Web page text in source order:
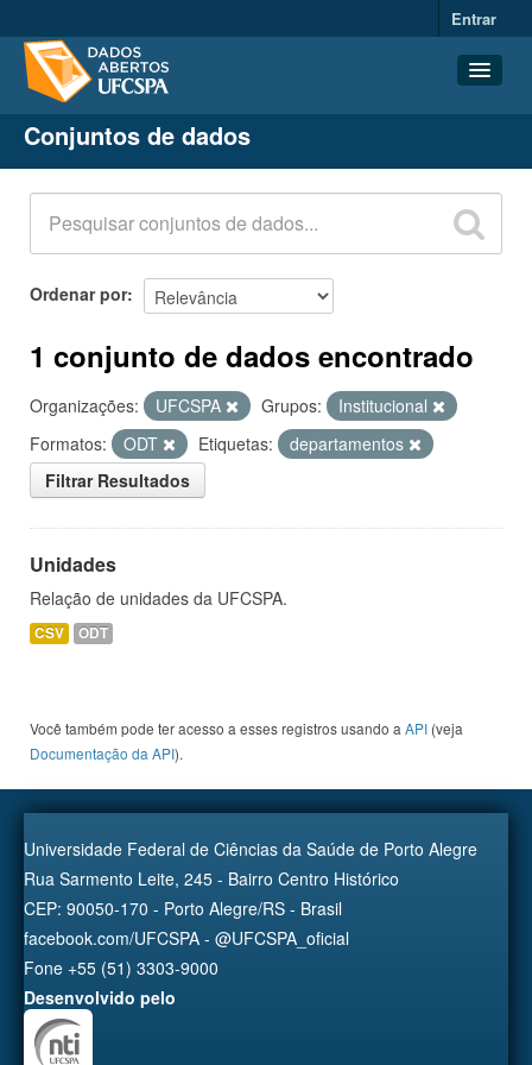
Entrar
Conjuntos de dados
Organizações
Grupos
Sobre
Conjuntos de dados
Ordenar por
1 conjunto de dados encontrado
Organizações: UFCSPA Grupos:
Institucional
Formatos:
ODT Etiquetas:
departamentos
Filtrar Resultados
Unidades
Relação de unidades da UFCSPA.
CSV ODT
Você também pode ter acesso a esses registros usando a API (veja
Documentação da API).
Universidade Federal de Ciências da Saúde de Porto Alegre
Rua Sarmento Leite, 245 - Bairro Centro Histórico
CEP: 90050-170 - Porto Alegre/RS - Brasil
facebook.com/UFCSPA - @UFCSPA_oficial
Fone +55 (51) 3303-9000
Desenvolvido pelo